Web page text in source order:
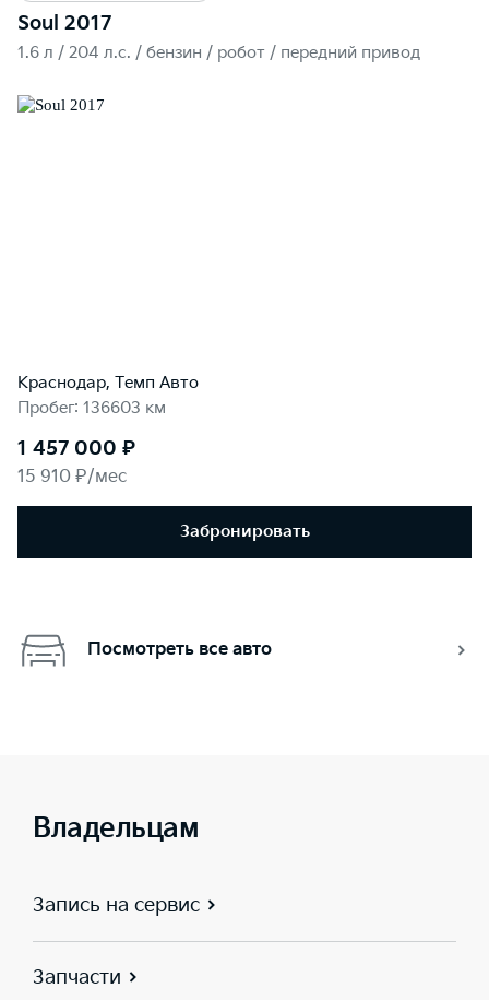
Soul 2017
1.6 л / 204 л.c. / бензин / робот / передний привод
Краснодар, Темп Авто
Пробег: 136603 км
1 457 000 ₽
15 910 ₽/мес
Забронировать
Посмотреть все авто
Владельцам
Запись на сервис
Запчасти